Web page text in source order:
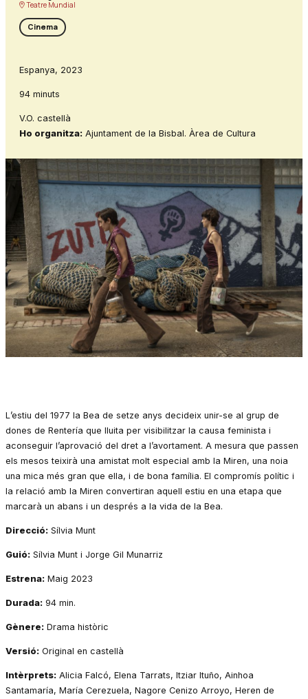
Teatre Mundial
Cinema
Espanya, 2023
94 minuts
V.O. castellà
Ho organitza: Ajuntament de la Bisbal. Àrea de Cultura
L’estiu del 1977 la Bea de setze anys decideix unir-se al grup de
dones de Rentería que lluita per visibilitzar la causa feminista i
aconseguir l’aprovació del dret a l’avortament. A mesura que passen
els mesos teixirà una amistat molt especial amb la Miren, una noia
una mica més gran que ella, i de bona família. El compromís polític i
la relació amb la Miren convertiran aquell estiu en una etapa que
marcarà un abans i un després a la vida de la Bea.
Direcció: Sílvia Munt
Guió: Sílvia Munt i Jorge Gil Munarriz
Estrena: Maig 2023
Durada: 94 min.
Gènere: Drama històric
Versió: Original en castellà
Intèrprets: Alicia Falcó, Elena Tarrats, Itziar Ituño, Ainhoa
Santamaría, María Cerezuela, Nagore Cenizo Arroyo, Heren de